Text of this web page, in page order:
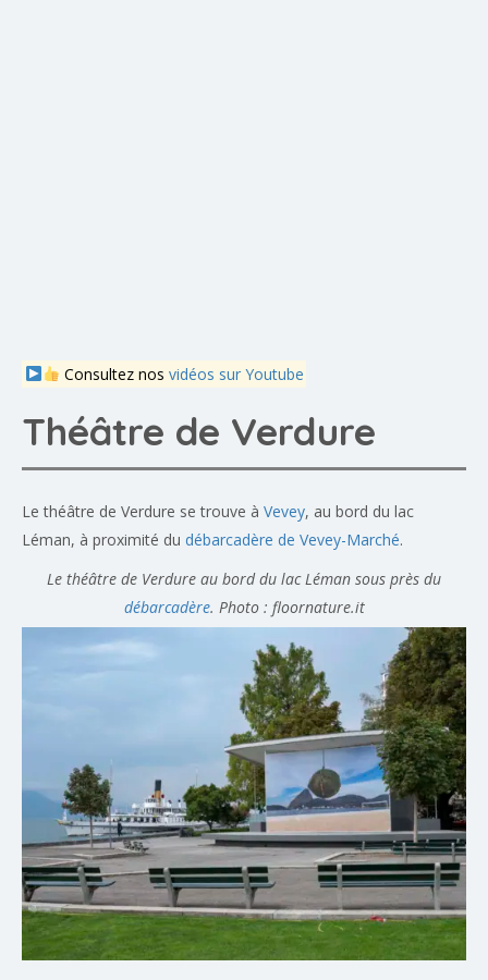
Consultez nos vidéos sur Youtube
Théâtre de Verdure
Le théâtre de Verdure se trouve à Vevey, au bord du lac
Léman, à proximité du débarcadère de Vevey-Marché.
Le théâtre de Verdure au bord du lac Léman sous près du
débarcadère. Photo : floornature.it